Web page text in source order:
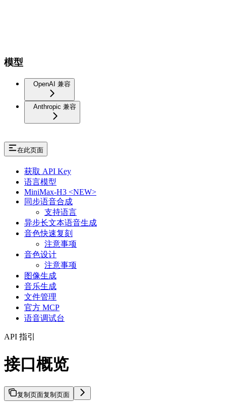
模型
OpenAI 兼容
Anthropic 兼容
在此页面
获取 API Key
语言模型
MiniMax-H3 <NEW>
同步语音合成
支持语言
异步长文本语音生成
音色快速复刻
注意事项
音色设计
注意事项
图像生成
音乐生成
文件管理
官方 MCP
语音调试台
API 指引
接口概览
复制页面复制页面